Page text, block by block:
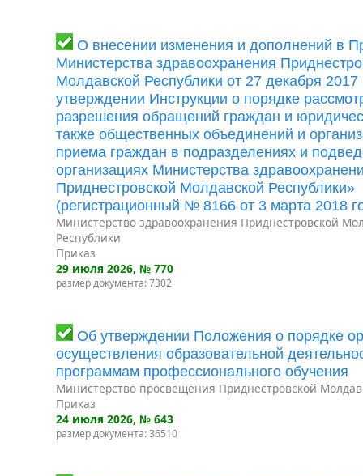
О внесении изменения и дополнений в
Министерства здравоохранения
Молдавской Республики от 27 декабря
утверждении Инструкции о порядке
разрешения обращений граждан и
также общественных объединений и
приема граждан в подразделениях и
организациях Министерства
Приднестровской Молдавской Республики»
(регистрационный № 8166 от 3 марта 2018
Министерство здравоохранения Приднестровской
Республики
Приказ
29 июля 2026, № 770
размер документа: 7302
Об утверждении Положения о порядке
осуществления образовательной
программам профессионального обучения
Министерство просвещения Приднестровской
Приказ
24 июля 2026, № 643
размер документа: 36510